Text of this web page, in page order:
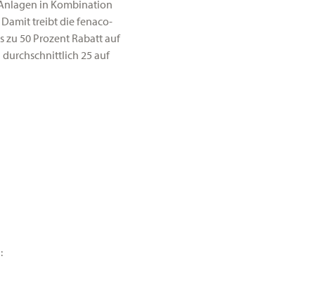
in Kombination
treibt die fenaco-
zu 50 Prozent Rabatt auf
25 auf